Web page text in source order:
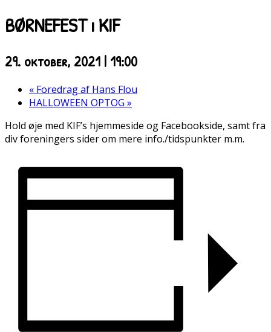
BØRNEFEST i KIF
29. oktober, 2021 | 19:00
« Foredrag af Hans Flou
HALLOWEEN OPTOG »
Hold øje med KIF’s hjemmeside og Facebookside, samt fra
div foreningers sider om mere info./tidspunkter m.m.